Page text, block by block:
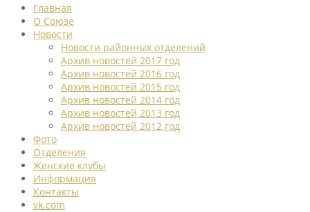
Главная
О Союзе
Новости
Новости районных отделений
Архив новостей 2017 год
Архив новостей 2016 год
Архив новостей 2015 год
Архив новостей 2014 год
Архив новостей 2013 год
Архив новостей 2012 год
Фото
Отделения
Женские клубы
Информация
Контакты
vk.com